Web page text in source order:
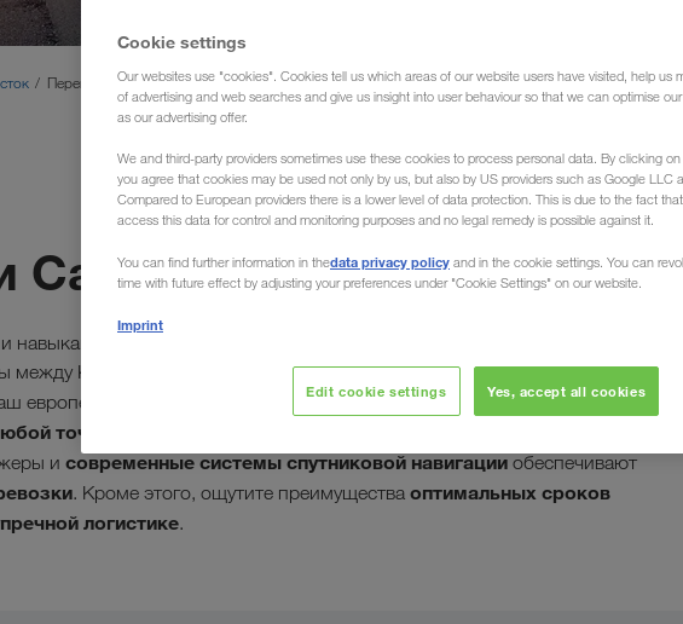
Перевозки Саудовская Аравия (Доставка груза)
Саудовская Аравия
навыкам мы выполняем транспортные перевозки в Эр-Рияд, Джидду и
между Красным морем и Персидским заливом. Экспедиционная
европейский перевозчик, организуетВаши грузоперевозки
точки Саудовской Аравии во все страны Европы
и современные системы спутниковой навигации обеспечивают
. Кроме этого, ощутите преимущества оптимальных сроков
логистике.
Cookie settings
Our websites use "cookies". Cookies tell us which areas of our website users have visited, help us
of advertising and web searches and give us insight into user behaviour so that we can optimise
as our advertising offer.
We and third-party providers sometimes use these cookies to process personal data. By clicking
you agree that cookies may be used not only by us, but also by US providers such as Google LLC
Compared to European providers there is a lower level of data protection. This is due to the fact
access this data for control and monitoring purposes and no legal remedy is possible against it.
You can find further information in thedata privacy policy and in the cookie settings. You can
time with future effect by adjusting your preferences under "Cookie Settings" on our website.
Imprint
Edit cookie settings Yes, accept all cookies